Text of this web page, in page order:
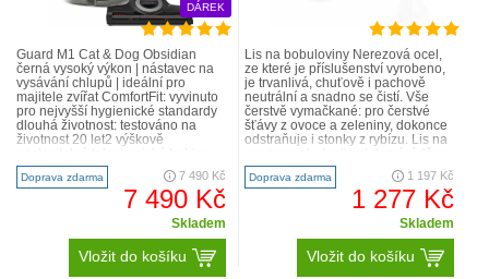
DÁREK
Guard M1 Cat & Dog Obsidian
černá vysoký výkon | nástavec na
vysávání chlupů | ideální pro
majitele zvířat ComfortFit: vyvinuto
pro nejvyšší hygienické standardy
dlouhá životnost: testováno na
životnost 20 let2 výškově
EasySlide tlačítko v..
Doprava zdarma 7 490 Kč
7 490 Kč
Skladem
Vložit do košíku
Lis na bobuloviny Nerezová ocel,
ze které je příslušenství vyrobeno,
je trvanlivá, chuťově i pachově
neutrální a snadno se čistí. Vše
čerstvě vymačkané: pro čerstvé
šťávy z ovoce a zeleniny, dokonce
odstraňuje i stonky z rybízu. Lis na
a ma..
Doprava zdarma 1 197 Kč
1 277 Kč
Skladem
Vložit do košíku